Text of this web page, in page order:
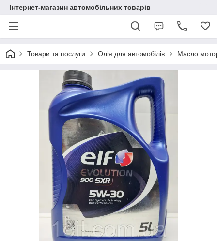
Інтернет-магазин автомобільних товарів
Товари та послуги Олія для автомобілів Масло